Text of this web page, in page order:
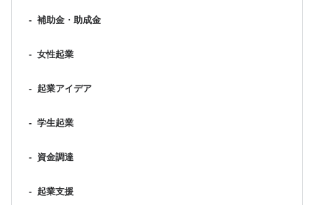
- 補助金・助成金
- 女性起業
- 起業アイデア
- 学生起業
- 資金調達
- 起業支援